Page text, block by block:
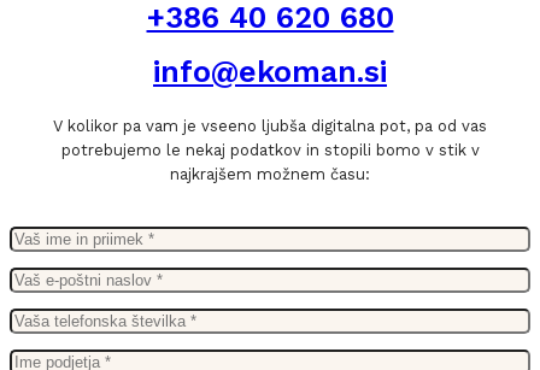
+386 40 620 680
info@ekoman.si
V kolikor pa vam je vseeno ljubša digitalna pot, pa od vas
potrebujemo le nekaj podatkov in stopili bomo v stik v
najkrajšem možnem času: